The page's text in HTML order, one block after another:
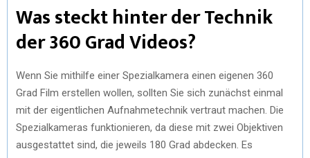
Was steckt hinter der Technik
der 360 Grad Videos?
Wenn Sie mithilfe einer Spezialkamera einen eigenen 360
Grad Film erstellen wollen, sollten Sie sich zunächst einmal
mit der eigentlichen Aufnahmetechnik vertraut machen. Die
Spezialkameras funktionieren, da diese mit zwei Objektiven
ausgestattet sind, die jeweils 180 Grad abdecken. Es